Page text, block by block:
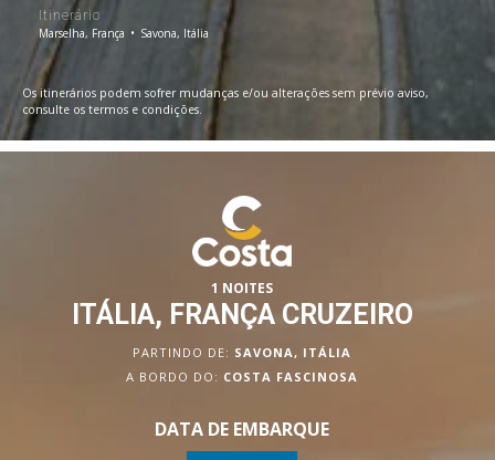
Itinerário
Marselha, França
Savona, Itália
Os itinerários podem sofrer mudanças e/ou alterações sem prévio aviso,
consulte os termos e condições.
1 NOITES
ITÁLIA, FRANÇA CRUZEIRO
PARTINDO DE: SAVONA, ITÁLIA
A BORDO DO: COSTA FASCINOSA
DATA DE EMBARQUE